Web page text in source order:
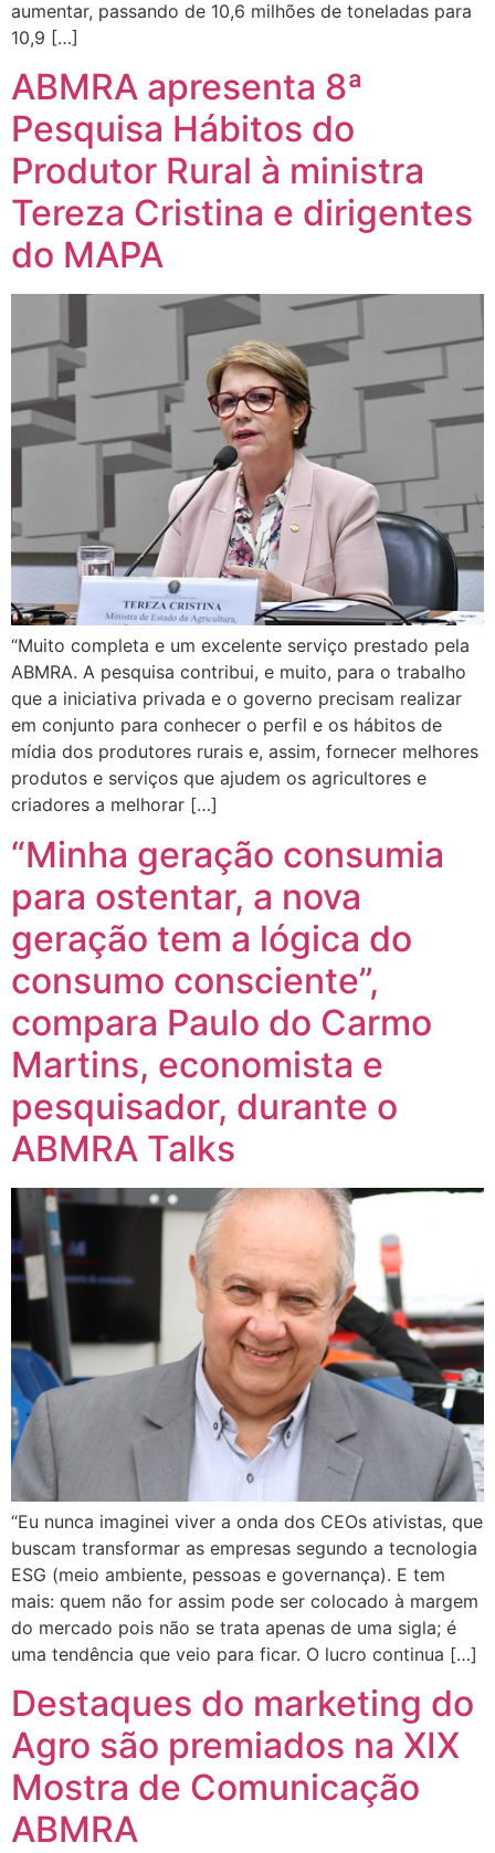
aumentar, passando de 10,6 milhões de toneladas para
10,9 […]
ABMRA apresenta 8ª
Pesquisa Hábitos do
Produtor Rural à ministra
Tereza Cristina e dirigentes
do MAPA
“Muito completa e um excelente serviço prestado pela
ABMRA. A pesquisa contribui, e muito, para o trabalho
que a iniciativa privada e o governo precisam realizar
em conjunto para conhecer o perfil e os hábitos de
mídia dos produtores rurais e, assim, fornecer melhores
produtos e serviços que ajudem os agricultores e
criadores a melhorar […]
“Minha geração consumia
para ostentar, a nova
geração tem a lógica do
consumo consciente”,
compara Paulo do Carmo
Martins, economista e
pesquisador, durante o
ABMRA Talks
“Eu nunca imaginei viver a onda dos CEOs ativistas, que
buscam transformar as empresas segundo a tecnologia
ESG (meio ambiente, pessoas e governança). E tem
mais: quem não for assim pode ser colocado à margem
do mercado pois não se trata apenas de uma sigla; é
uma tendência que veio para ficar. O lucro continua […]
Destaques do marketing do
Agro são premiados na XIX
Mostra de Comunicação
ABMRA